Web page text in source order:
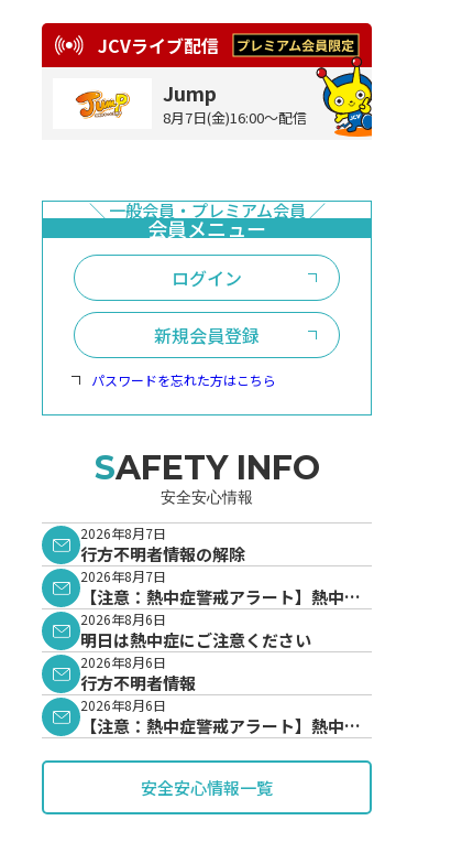
JCVライブ配信
Jump
8月7日(金)16:00～配信
ログイン
新規会員登録
パスワードを忘れた方はこちら
SAFETY INFO
安全安心情報
2026年8月7日
行方不明者情報の解除
2026年8月7日
【注意：熱中症警戒アラート】熱中症
警戒アラートが発表されています。
2026年8月6日
明日は熱中症にご注意ください
2026年8月6日
行方不明者情報
2026年8月6日
【注意：熱中症警戒アラート】熱中症
安全安心情報一覧